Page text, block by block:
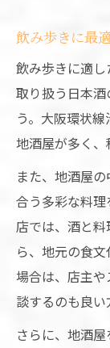
飲み歩きに最
飲み歩きに適
取り扱う日本
う。大阪環状
地酒屋が多く、
また、地酒屋
合う多彩な料
店では、酒と
ら、地元の食
場合は、店主
談するのも良い
さらに、地酒